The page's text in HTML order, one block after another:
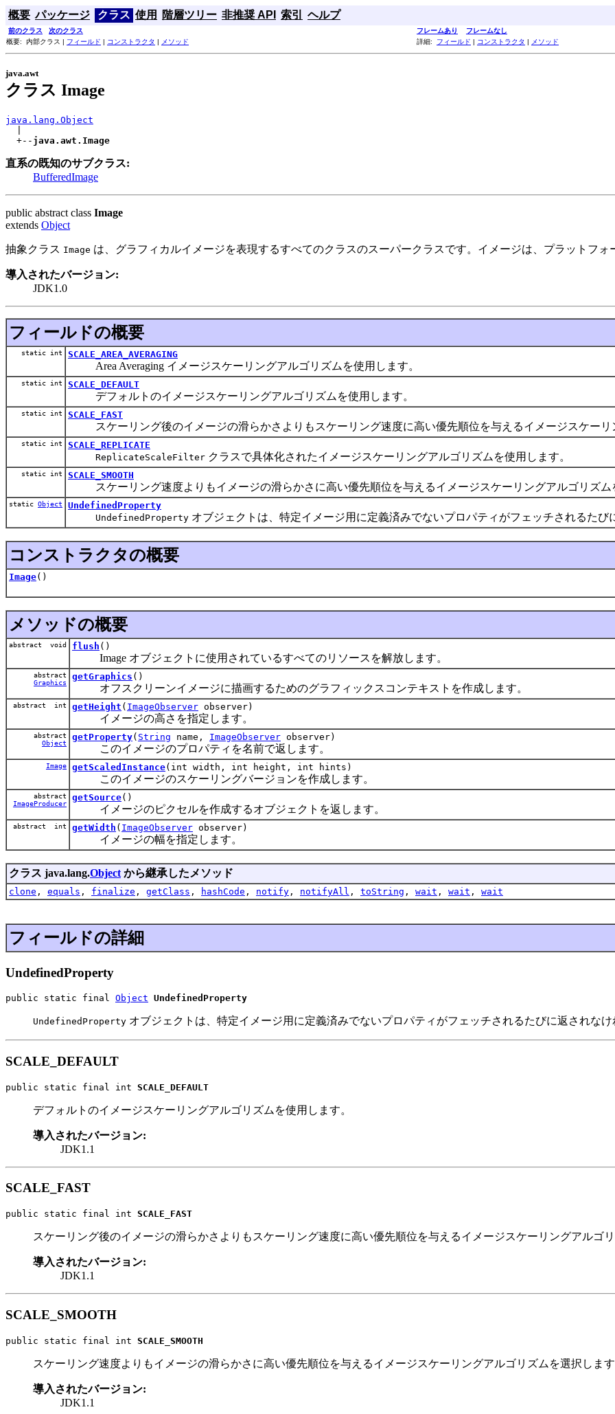
概要 パッケージ クラス 使用 階層ツリー 非推奨 API 索引 ヘルプ
前のクラス 次のクラス フレームあり
フレームなし
概要: 内部クラス | フィールド | コンストラクタ | メソッド 詳細: フィールド | コンストラクタ | メソッド
java.awt
クラス Image
java.lang.Object
  +--
java.awt.Image
直系の既知のサブクラス:
BufferedImage
public abstract class Image
extends Object
抽象クラス Image は、グラフィカルイメージを表現するすべてのクラスのスーパークラスです。イメージは、プラットフォ
導入されたバージョン:
JDK1.0
フィールドの概要
static int SCALE_AREA_AVERAGING
Area Averaging イメージスケーリングアルゴリズムを使用します。
static int SCALE_DEFAULT
デフォルトのイメージスケーリングアルゴリズムを使用します。
static int SCALE_FAST
スケーリング後のイメージの滑らかさよりもスケーリング速度に高い優先順位を与えるイメージスケーリ
static int
SCALE_REPLICATE
ReplicateScaleFilter クラスで具体化されたイメージスケーリングアルゴリズムを使用します。
static int SCALE_SMOOTH
スケーリング速度よりもイメージの滑らかさに高い優先順位を与えるイメージスケーリングアルゴリズム
static Object
UndefinedProperty
UndefinedProperty オブジェクトは、特定イメージ用に定義済みでないプロパティがフェッチされるたび
コンストラクタの概要
Image()
メソッドの概要
abstract void flush ()
Image オブジェクトに使用されているすべてのリソースを解放します。
abstract
Graphics
getGraphics ()
オフスクリーンイメージに描画するためのグラフィックスコンテキストを作成します。
abstract int getHeight ( ImageObserver observer)
イメージの高さを指定します。
abstract
Object
getProperty( String name, ImageObserver observer)
このイメージのプロパティを名前で返します。
Image getScaledInstance(int width, int height, int hints)
このイメージのスケーリングバージョンを作成します。
abstract
ImageProducer
getSource()
イメージのピクセルを作成するオブジェクトを返します。
abstract int getWidth ( ImageObserver observer)
イメージの幅を指定します。
クラス java.lang.Object から継承したメソッド
clone , equals , finalize , getClass , hashCode , notify , notifyAll , toString , wait , wait , wait
フィールドの詳細
UndefinedProperty
public static final Object UndefinedProperty
UndefinedProperty オブジェクトは、特定イメージ用に定義済みでないプロパティがフェッチされるたびに返されなけ
SCALE_DEFAULT
public static final int SCALE_DEFAULT
デフォルトのイメージスケーリングアルゴリズムを使用します。
導入されたバージョン:
JDK1.1
SCALE_FAST
public static final int SCALE_FAST
スケーリング後のイメージの滑らかさよりもスケーリング速度に高い優先順位を与えるイメージスケーリングアルゴリ
導入されたバージョン:
JDK1.1
SCALE_SMOOTH
public static final int SCALE_SMOOTH
スケーリング速度よりもイメージの滑らかさに高い優先順位を与えるイメージスケーリングアルゴリズムを選択します
導入されたバージョン:
JDK1.1